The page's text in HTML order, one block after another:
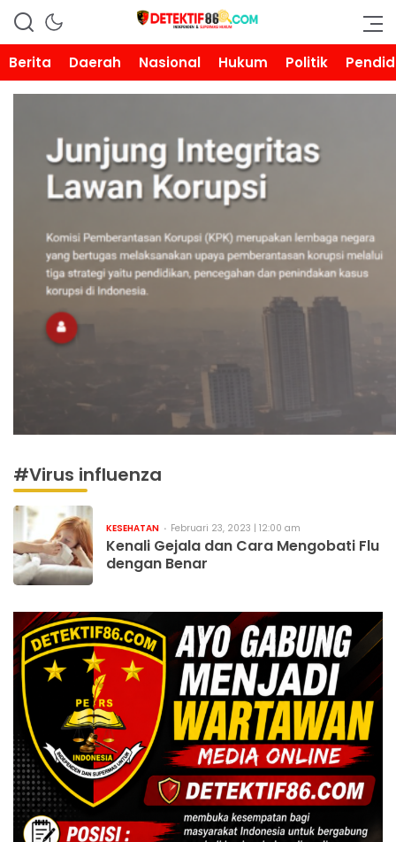
DETEKTIF86.COM
Berita
Daerah Nasional Hukum Politik
#Virus influenza
KESEHATAN Februari 23, 2023 | 12:00 am
Kenali Gejala dan Cara Mengobati Flu
dengan Benar